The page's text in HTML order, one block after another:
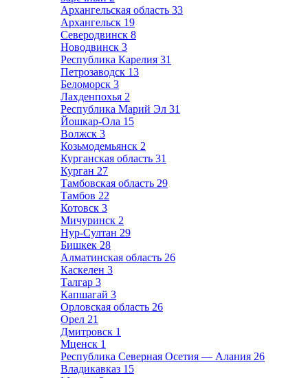
Архангельская область 33
Архангельск 19
Северодвинск 8
Новодвинск 3
Республика Карелия 31
Петрозаводск 13
Беломорск 3
Лахденпохья 2
Республика Марий Эл 31
Йошкар-Ола 15
Волжск 3
Козьмодемьянск 2
Курганская область 31
Курган 27
Тамбовская область 29
Тамбов 22
Котовск 3
Мичуринск 2
Нур-Султан 29
Бишкек 28
Алматинская область 26
Каскелен 3
Талгар 3
Капшагай 3
Орловская область 26
Орел 21
Дмитровск 1
Мценск 1
Республика Северная Осетия — Алания 26
Владикавказ 15